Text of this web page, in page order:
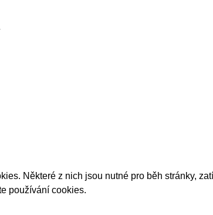
Některé z nich jsou nutné pro běh stránky,
používání cookies.